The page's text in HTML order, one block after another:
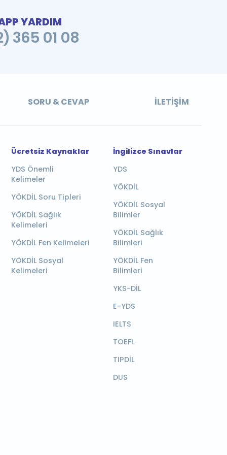
YARDIM
365 01 08
SORU & CEVAP İLETIŞIM
Ücretsiz Kaynaklar
YDS Önemli
Kelimeler
YÖKDİL Soru Tipleri
YÖKDİL Sağlık
Kelimeleri
YÖKDİL Fen Kelimeleri
YÖKDİL Sosyal
Kelimeleri
İngilizce Sınavlar
YDS
YÖKDİL
YÖKDİL Sosyal
Bilimler
YÖKDİL Sağlık
Bilimleri
YÖKDİL Fen
Bilimleri
YKS-DİL
E-YDS
IELTS
TOEFL
TIPDİL
DUS